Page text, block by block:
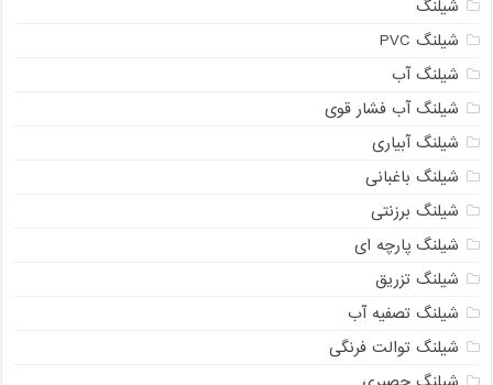
شیلنگ
شیلنگ PVC
شیلنگ آب
شیلنگ آب فشار قوی
شیلنگ آبیاری
شیلنگ باغبانی
شیلنگ برزنتی
شیلنگ پارچه ای
شیلنگ تزریق
شیلنگ تصفیه آب
شیلنگ توالت فرنگی